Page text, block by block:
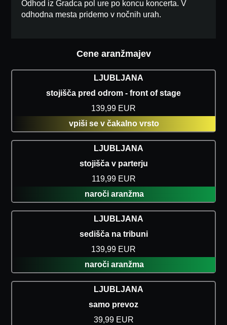
Odhod iz Gradca pol ure po koncu koncerta. V
odhodna mesta pridemo v nočnih urah.
Cene aranžmajev
LJUBLJANA
stojišča pred odrom - front of stage
139,99 EUR
vpiši se v čakalno vrsto
LJUBLJANA
stojišča v parterju
119,99 EUR
naroči aranžma
LJUBLJANA
sedišča na tribuni
139,99 EUR
naroči aranžma
LJUBLJANA
samo prevoz
39,99 EUR